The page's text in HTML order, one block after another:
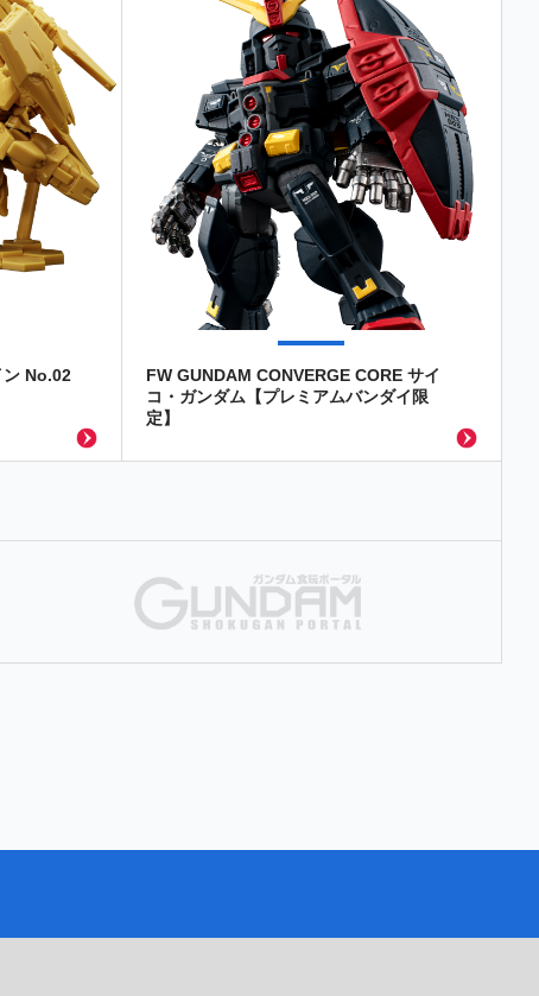
ン No.02
FW GUNDAM CONVERGE CORE サイ
コ・ガンダム【プレミアムバンダイ限
定】